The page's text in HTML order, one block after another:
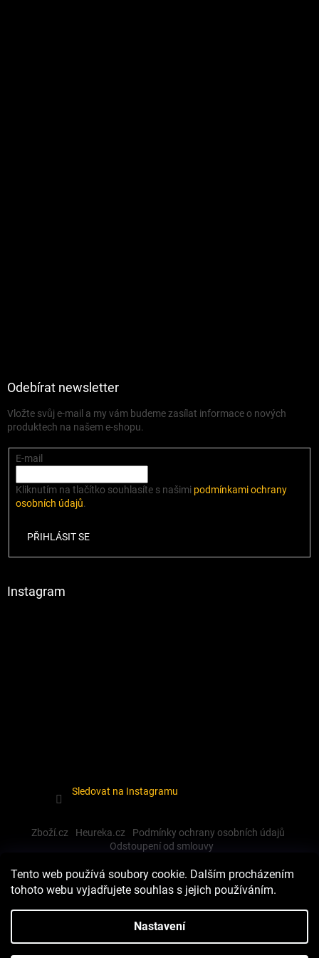
Tento web používá soubory cookie. Dalším procházením
tohoto webu vyjadřujete souhlas s jejich používáním.
Nastavení
Odebírat newsletter
Vložte svůj e-mail a my vám budeme zasílat informace o nových
produktech na našem e-shopu.
E-mail
Kliknutím na tlačítko souhlasíte s našimi podmínkami ochrany
osobních údajů.
PŘIHLÁSIT SE
Instagram
Sledovat na Instagramu
Zboží.cz Heureka.cz
Podmínky ochrany osobních údajů
Odstoupení od smlouvy